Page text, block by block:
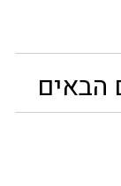
הבאים